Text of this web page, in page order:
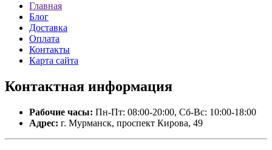
Главная
Блог
Доставка
Оплата
Контакты
Карта сайта
Контактная информация
Рабочие часы: Пн-Пт: 08:00-20:00, Сб-Вс: 10:00-18:00
Адрес: г. Мурманск, проспект Кирова, 49